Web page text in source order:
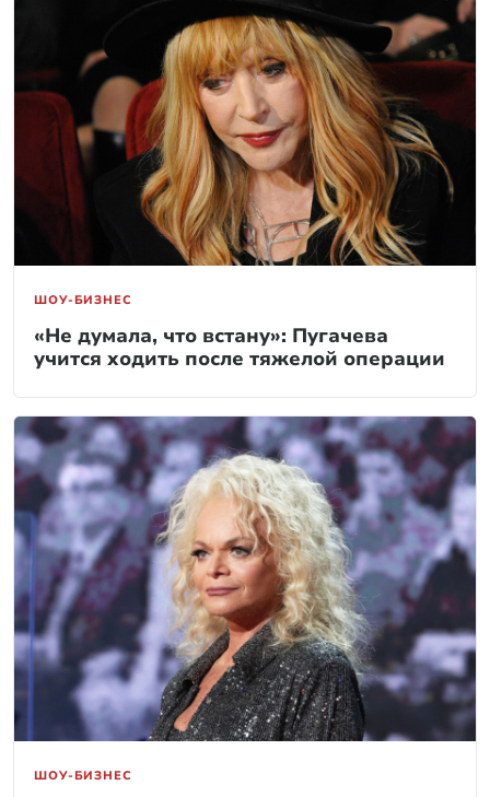
ШОУ-БИЗНЕС
«Не думала, что встану»: Пугачева
учится ходить после тяжелой операции
ШОУ-БИЗНЕС